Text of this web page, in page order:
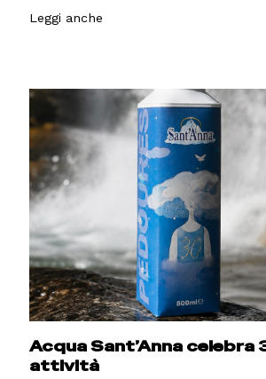
Leggi anche
Acqua Sant’Anna celebra
attività